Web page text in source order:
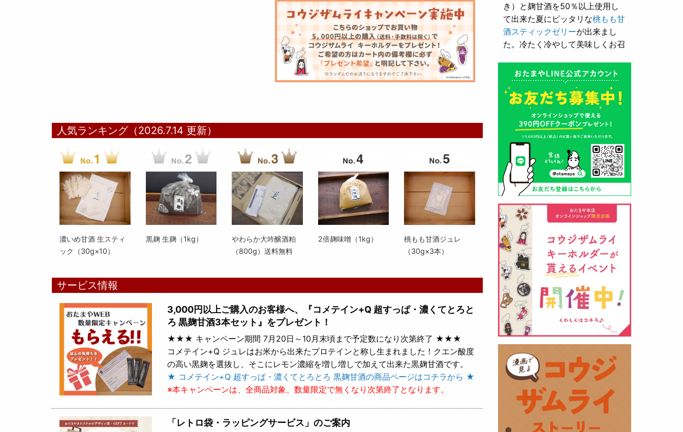
人気ランキング（2026.7.14 更新）
濃いめ甘酒 生スティ
ック（30g×10）
黒麹 生麹（1kg）
やわらか大吟醸酒粕
（800g）送料無料
2倍麹味噌（1kg）
桃もも甘酒ジュレ
（30g×3本）
サービス情報
3,000円以上ご購入のお客様へ、『コメテイン+Q 超すっぱ・濃くてとろと
ろ 黒麹甘酒3本セット』をプレゼント！
★★★ キャンペーン期間 7月20日～10月末頃まで予定数になり次第終了 ★★★
コメテイン+Q ジュレはお米から出来たプロテインと称し生まれました！クエン酸度
の高い黒麹を選抜し、そこにレモン濃縮を増し増しで加えて出来た黒麹甘酒です。
★ コメテイン+Q 超すっぱ・濃くてとろとろ 黒麹甘酒の商品ページはコチラから ★
※本キャンペーンは、全商品対象、数量限定で無くなり次第終了となります。
「レトロ袋・ラッピングサービス」のご案内
き）と麹甘酒を50％以上使用し
て出来た夏にピッタリな桃もも甘
酒スティックゼリーが出来まし
た。冷たく冷やして美味しくお召
とろり漬け込み用酒粕が新発売！
（2026年05月10日）
山形酒蔵の今期新粕を低温でじっ
くりと熟成させて、とろり漬け込
まみをしっかりと引き出して出来
ました。野菜、お魚、お肉等の漬
け込みにどうぞ・・・
クロ黒麹甘酒 スティック新発売
（2026年03月08日）
黒麹の天然クエン酸で運動の為に
最大の機能を発揮出来るよう開発
しました。少しゆるく仕上がりま
したので初回ロット8,000本程度
を訳あり価格で提供します。品質
や栄養価には問題ありませんので